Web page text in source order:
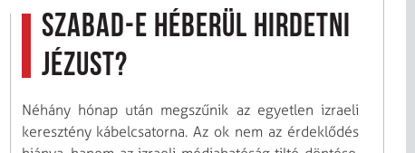
Szabad-e héberül hirdetni
Jézust?
Néhány hónap után megszűnik az egyetlen izraeli
keresztény kábelcsatorna. Az ok nem az érdeklődés